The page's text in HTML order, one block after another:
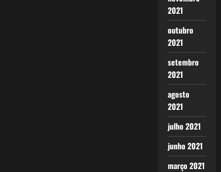
2021
outubro
2021
setembro
2021
agosto
2021
julho 2021
junho 2021
março 2021